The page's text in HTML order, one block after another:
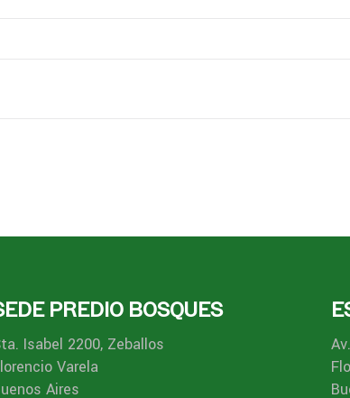
PREDIO BOSQUES
Isabel 2200, Zeballos
Varela
Aires